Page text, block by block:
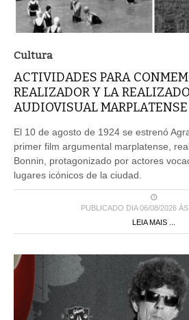
Cultura
ACTIVIDADES PARA
REALIZADOR Y LA
AUDIOVISUAL MARPLATENSE
El 10 de agosto de 1924 se estrenó
primer film argumental marplatense,
Bonnin, protagonizado por actores
lugares icónicos de la ciudad.
PUBLICADO DIA 06/08/2026
LEIA MAIS ...